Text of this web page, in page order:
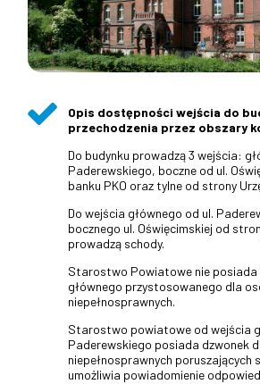
Opis dostępności wejścia do
przechodzenia przez obszary
Do budynku prowadzą 3 wejścia:
Paderewskiego, boczne od ul.
banku PKO oraz tylne od strony
Do wejścia głównego od ul.
bocznego ul. Oświęcimskiej od
prowadzą schody.
Starostwo Powiatowe nie posiada
głównego przystosowanego dla
niepełnosprawnych.
Starostwo powiatowe od wejścia
Paderewskiego posiada dzwonek
niepełnosprawnych poruszających
umożliwia powiadomienie